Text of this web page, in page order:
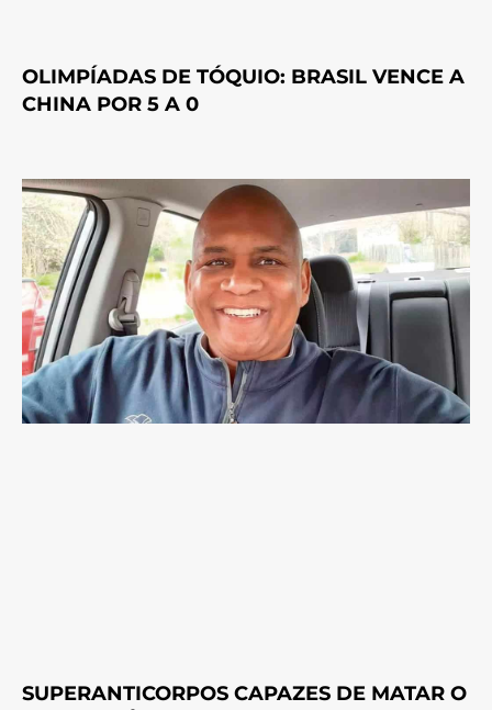
OLIMPÍADAS DE TÓQUIO: BRASIL VENCE A
CHINA POR 5 A 0
SUPERANTICORPOS CAPAZES DE MATAR O